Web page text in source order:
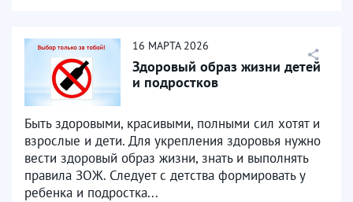
16 МАРТА 2026
Здоровый образ жизни детей
и подростков
Быть здоровыми, красивыми, полными сил хотят и
взрослые и дети. Для укрепления здоровья нужно
вести здоровый образ жизни, знать и выполнять
правила ЗОЖ. Следует с детства формировать у
ребенка и подростка...